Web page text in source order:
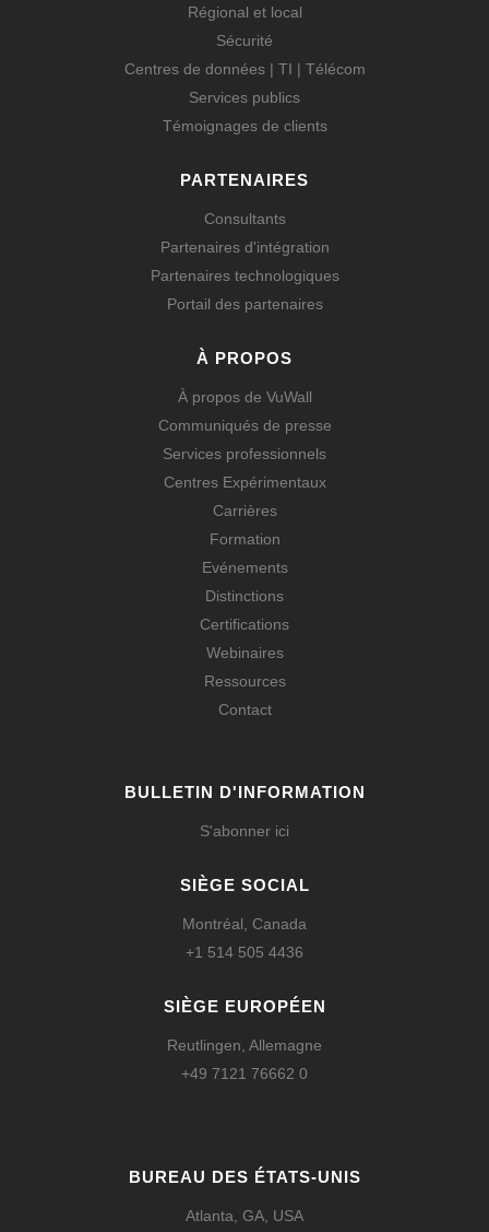
Régional et local
Sécurité
Centres de données | TI | Télécom
Services publics
Témoignages de clients
PARTENAIRES
Consultants
Partenaires d'intégration
Partenaires technologiques
Portail des partenaires
À PROPOS
À propos de VuWall
Communiqués de presse
Services professionnels
Centres Expérimentaux
Carrières
Formation
Evénements
Distinctions
Certifications
Webinaires
Ressources
Contact
BULLETIN D'INFORMATION
S'abonner ici
SIÈGE SOCIAL
Montréal, Canada
+1 514 505 4436
SIÈGE EUROPÉEN
Reutlingen, Allemagne
+49 7121 76662 0
BUREAU DES ÉTATS-UNIS
Atlanta, GA, USA